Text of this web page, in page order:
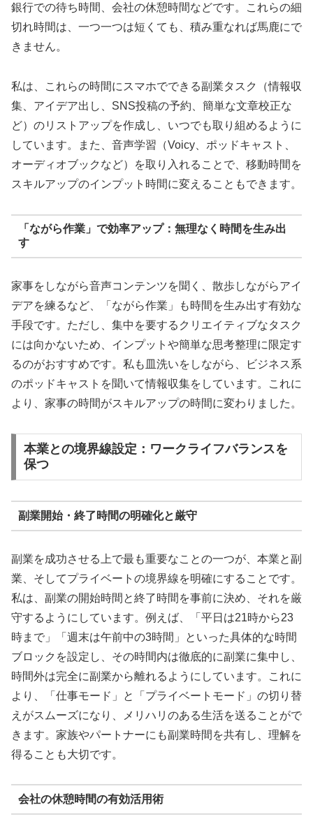
銀行での待ち時間、会社の休憩時間などです。これらの細
切れ時間は、一つ一つは短くても、積み重なれば馬鹿にで
きません。
私は、これらの時間にスマホでできる副業タスク（情報収
集、アイデア出し、SNS投稿の予約、簡単な文章校正な
ど）のリストアップを作成し、いつでも取り組めるように
しています。また、音声学習（Voicy、ポッドキャスト、
オーディオブックなど）を取り入れることで、移動時間を
スキルアップのインプット時間に変えることもできます。
「ながら作業」で効率アップ：無理なく時間を生み出
す
家事をしながら音声コンテンツを聞く、散歩しながらアイ
デアを練るなど、「ながら作業」も時間を生み出す有効な
手段です。ただし、集中を要するクリエイティブなタスク
には向かないため、インプットや簡単な思考整理に限定す
るのがおすすめです。私も皿洗いをしながら、ビジネス系
のポッドキャストを聞いて情報収集をしています。これに
より、家事の時間がスキルアップの時間に変わりました。
本業との境界線設定：ワークライフバランスを
保つ
副業開始・終了時間の明確化と厳守
副業を成功させる上で最も重要なことの一つが、本業と副
業、そしてプライベートの境界線を明確にすることです。
私は、副業の開始時間と終了時間を事前に決め、それを厳
守するようにしています。例えば、「平日は21時から23
時まで」「週末は午前中の3時間」といった具体的な時間
ブロックを設定し、その時間内は徹底的に副業に集中し、
時間外は完全に副業から離れるようにしています。これに
より、「仕事モード」と「プライベートモード」の切り替
えがスムーズになり、メリハリのある生活を送ることがで
きます。家族やパートナーにも副業時間を共有し、理解を
得ることも大切です。
会社の休憩時間の有効活用術